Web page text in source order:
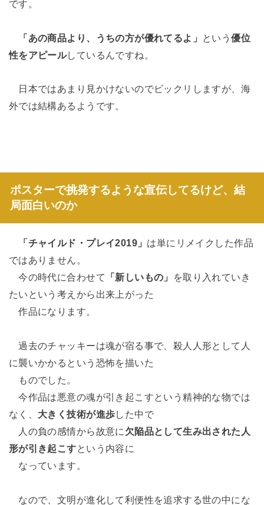
です。
「あの商品より、うちの方が優れてるよ」 という優位
性をアピールしているんですね。
日本ではあまり見かけないのでビックリしますが、海
外では結構あるようです。
ポスターで挑発するような宣伝してるけど、結
局面白いのか
「チャイルド・プレイ2019」 は単にリメイクした作品
ではありません。
今の時代に合わせて
「新しいもの」
を取り入れていき
たいという考えから出来上がった
作品になります。
過去のチャッキーは魂が宿る事で、殺人人形として人
に襲いかかるという恐怖を描いた
ものでした。
今作品は悪意の魂が引き起こすという精神的な物では
なく、 大きく技術が進歩した中で
人の負の感情から故意に 欠陥品として生み出された人
形が引き起こすという内容に
なっています。
なので、文明が進化して利便性を追求する世の中にな